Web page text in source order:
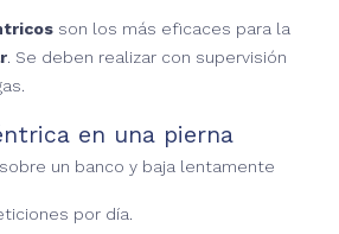
son los más eficaces para la
. Se deben realizar con supervisión
en una pierna
un banco y baja lentamente
por día.